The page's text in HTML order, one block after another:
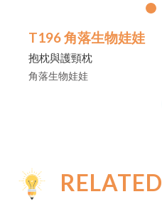
T196 角落生物娃娃
抱枕與護頸枕
角落生物娃娃
RELATED